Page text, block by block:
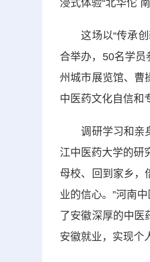
浸式体验“北华佗
这场以“传承创
合举办，50名学
州城市展览馆、曹
中医药文化自信和
调研学习和亲身
江中医药大学的研
母校、回到家乡，
业的信心。”河南
了安徽深厚的中
安徽就业，实现个